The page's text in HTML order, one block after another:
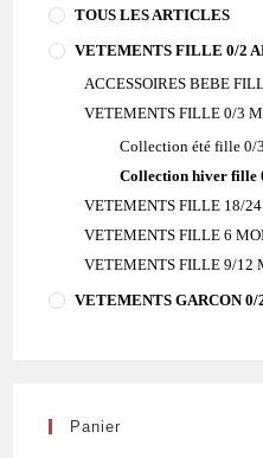
TOUS LES ARTICLES
VETEMENTS FILLE 0/2
ACCESSOIRES BEBE
VETEMENTS FILLE 0/3
Collection été fille 0/
Collection hiver fille
VETEMENTS FILLE 18/
VETEMENTS FILLE 6
VETEMENTS FILLE 9/12
VETEMENTS GARCON 0/
Panier